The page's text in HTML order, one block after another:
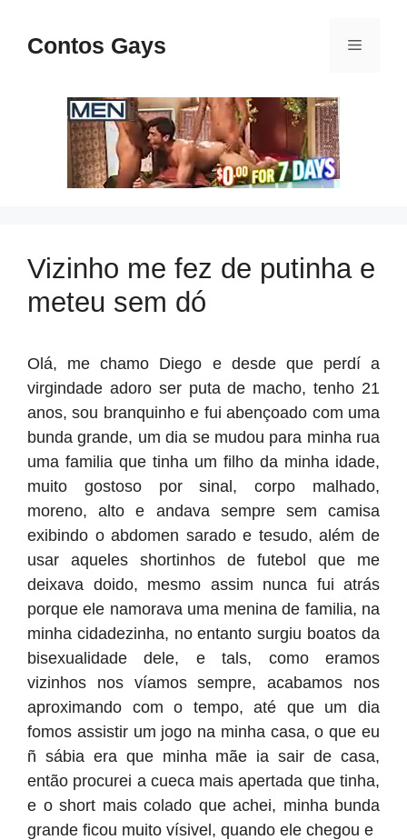
paraContos Gays Menu
Vizinho me fez de putinha e
meteu sem dó
Olá, me chamo Diego e desde que perdí a
virgindade adoro ser puta de macho, tenho 21
anos, sou branquinho e fui abençoado com uma
bunda grande, um dia se mudou para minha rua
uma familia que tinha um filho da minha idade,
muito gostoso por sinal, corpo malhado,
moreno, alto e andava sempre sem camisa
exibindo o abdomen sarado e tesudo, além de
usar aqueles shortinhos de futebol que me
deixava doido, mesmo assim nunca fui atrás
porque ele namorava uma menina de familia, na
minha cidadezinha, no entanto surgiu boatos da
bisexualidade dele, e tals, como eramos
vizinhos nos víamos sempre, acabamos nos
aproximando com o tempo, até que um dia
fomos assistir um jogo na minha casa, o que eu
ñ sábia era que minha mãe ia sair de casa,
então procurei a cueca mais apertada que tinha,
e o short mais colado que achei, minha bunda
grande ficou muito vísivel, quando ele chegou e